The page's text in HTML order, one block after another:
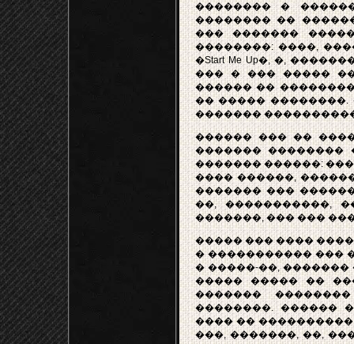
�������� �
�������� ��
��� �������
��������: ����, ����:
�Start Me Up�, �,
��� � ��� �����
������ ��
�� �����
�������
������ ��� ��
������� ��������
������� ������:
���� ������,
������� ���
��, �����������,
�������, ��� ���
����� ��� ����
� ����������� ���
� �����-��,
����� ����� ��
�������
��������. ������
���� ��
���, �������, ��,